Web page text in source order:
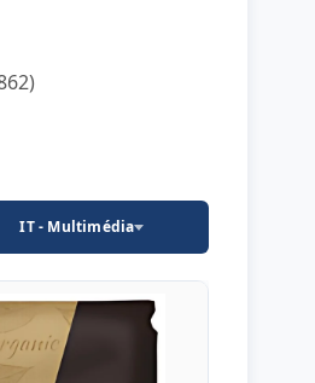
IT - Multimédia